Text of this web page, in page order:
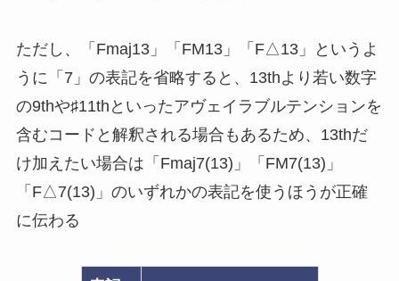
ただし、「Fmaj13」「FM13」「F△13」というよ
うに「7」の表記を省略すると、13thより若い数字
の9thや♯11thといったアヴェイラブルテンションを
含むコードと解釈される場合もあるため、13thだ
け加えたい場合は「Fmaj7(13)」「FM7(13)」
「F△7(13)」のいずれかの表記を使うほうが正確
に伝わる